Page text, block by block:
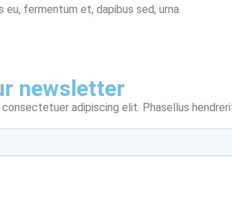
eu, fermentum et, dapibus sed, urna.
newsletter
adipiscing elit. Phasellus